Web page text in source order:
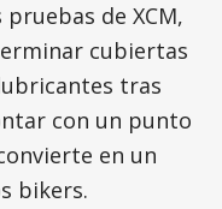
de XCM,
cubiertas
tras
con un punto
en un
bikers.